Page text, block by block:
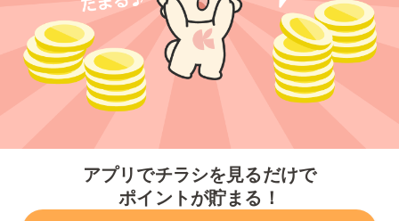
アプリでチラシを見るだけで
ポイントが貯まる！